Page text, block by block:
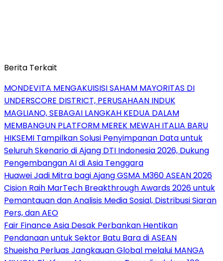
Berita Terkait
MONDEVITA MENGAKUISISI SAHAM MAYORITAS DI
UNDERSCORE DISTRICT, PERUSAHAAN INDUK
MAGLIANO, SEBAGAI LANGKAH KEDUA DALAM
MEMBANGUN PLATFORM MEREK MEWAH ITALIA BARU
HIKSEMI Tampilkan Solusi Penyimpanan Data untuk
Seluruh Skenario di Ajang DTI Indonesia 2026, Dukung
Pengembangan AI di Asia Tenggara
Huawei Jadi Mitra bagi Ajang GSMA M360 ASEAN 2026
Cision Raih MarTech Breakthrough Awards 2026 untuk
Pemantauan dan Analisis Media Sosial, Distribusi Siaran
Pers, dan AEO
Fair Finance Asia Desak Perbankan Hentikan
Pendanaan untuk Sektor Batu Bara di ASEAN
Shueisha Perluas Jangkauan Global melalui MANGA